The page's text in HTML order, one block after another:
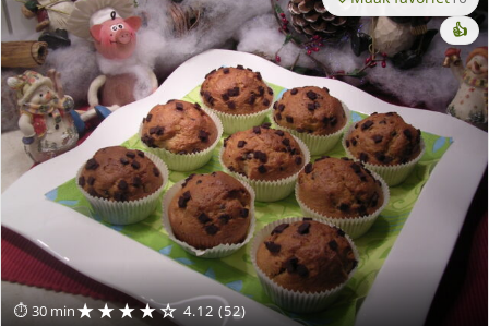
⏱ 30 min★★★★☆ 4.12 (52)
👍